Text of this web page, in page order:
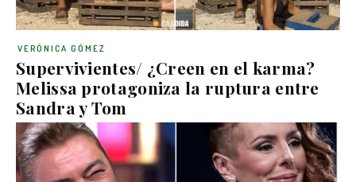
Supervivientes/ ¿Creen en el karma?
Melissa protagoniza la ruptura entre
Sandra y Tom
VERÓNICA GÓMEZ